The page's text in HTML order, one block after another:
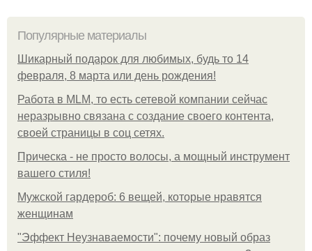
Популярные материалы
Шикарный подарок для любимых, будь то 14
февраля, 8 марта или день рождения!
Работа в MLM, то есть сетевой компании сейчас
неразрывно связана с создание своего контента,
своей страницы в соц сетях.
Прическа - не просто волосы, а мощный инструмент
вашего стиля!
Мужской гардероб: 6 вещей, которые нравятся
женщинам
"Эффект Неузнаваемости": почему новый образ